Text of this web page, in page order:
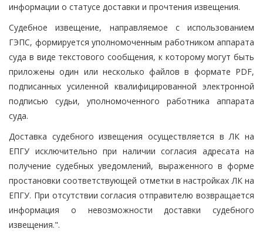
информации о статусе доставки и прочтения извещения.
Судебное извещение, направляемое с использованием
ГЭПС, формируется уполномоченным работником аппарата
суда в виде текстового сообщения, к которому могут быть
приложены один или несколько файлов в формате PDF,
подписанных усиленной квалифицированной электронной
подписью судьи, уполномоченного работника аппарата
суда.
Доставка судебного извещения осуществляется в ЛК на
ЕПГУ исключительно при наличии согласия адресата на
получение судебных уведомлений, выраженного в форме
простановки соответствующей отметки в настройках ЛК на
ЕПГУ. При отсутствии согласия отправителю возвращается
информация о невозможности доставки судебного
извещения.".